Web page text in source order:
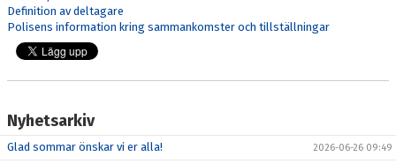
Definition av deltagare
Polisens information kring sammankomster och tillställningar
Nyhetsarkiv
Glad sommar önskar vi er alla! 2026-06-26 09:49